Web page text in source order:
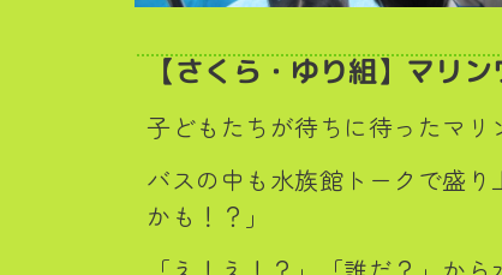
【さくら・ゆり組】マリ
子どもたちが待ちに待ったマリ
バスの中も水族館トークで盛
かも！？」